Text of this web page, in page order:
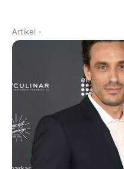
Artikel -